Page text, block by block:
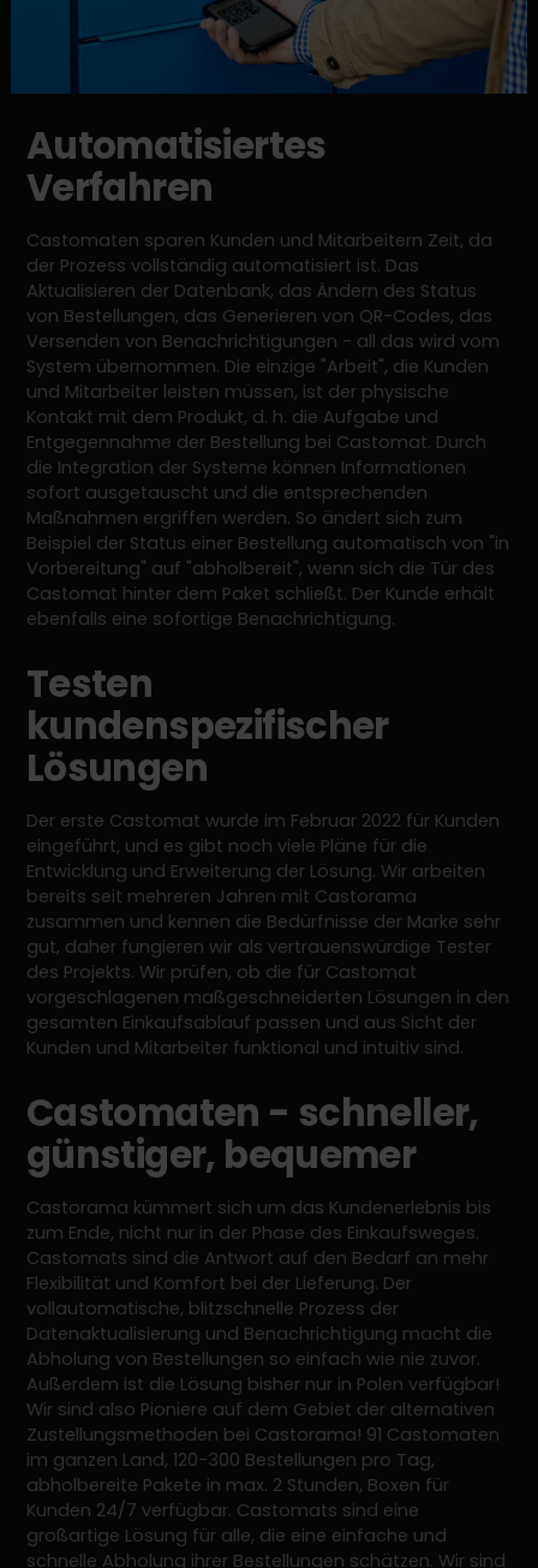
Automatisiertes
Verfahren
Castomaten sparen Kunden und Mitarbeitern Zeit, da
der Prozess vollständig automatisiert ist. Das
Aktualisieren der Datenbank, das Ändern des Status
von Bestellungen, das Generieren von QR-Codes, das
Versenden von Benachrichtigungen - all das wird vom
System übernommen. Die einzige "Arbeit", die Kunden
und Mitarbeiter leisten müssen, ist der physische
Kontakt mit dem Produkt, d. h. die Aufgabe und
Entgegennahme der Bestellung bei Castomat. Durch
die Integration der Systeme können Informationen
sofort ausgetauscht und die entsprechenden
Maßnahmen ergriffen werden. So ändert sich zum
Beispiel der Status einer Bestellung automatisch von "in
Vorbereitung" auf "abholbereit", wenn sich die Tür des
Castomat hinter dem Paket schließt. Der Kunde erhält
ebenfalls eine sofortige Benachrichtigung.
Testen
kundenspezifischer
Lösungen
Der erste Castomat wurde im Februar 2022 für Kunden
eingeführt, und es gibt noch viele Pläne für die
Entwicklung und Erweiterung der Lösung. Wir arbeiten
bereits seit mehreren Jahren mit Castorama
zusammen und kennen die Bedürfnisse der Marke sehr
gut, daher fungieren wir als vertrauenswürdige Tester
des Projekts. Wir prüfen, ob die für Castomat
vorgeschlagenen maßgeschneiderten Lösungen in den
gesamten Einkaufsablauf passen und aus Sicht der
Kunden und Mitarbeiter funktional und intuitiv sind.
Castomaten - schneller,
günstiger, bequemer
Castorama kümmert sich um das Kundenerlebnis bis
zum Ende, nicht nur in der Phase des Einkaufsweges.
Castomats sind die Antwort auf den Bedarf an mehr
Flexibilität und Komfort bei der Lieferung. Der
vollautomatische, blitzschnelle Prozess der
Datenaktualisierung und Benachrichtigung macht die
Abholung von Bestellungen so einfach wie nie zuvor.
Außerdem ist die Lösung bisher nur in Polen verfügbar!
Wir sind also Pioniere auf dem Gebiet der alternativen
Zustellungsmethoden bei Castorama! 91 Castomaten
im ganzen Land, 120-300 Bestellungen pro Tag,
abholbereite Pakete in max. 2 Stunden, Boxen für
Kunden 24/7 verfügbar. Castomats sind eine
großartige Lösung für alle, die eine einfache und
schnelle Abholung ihrer Bestellungen schätzen. Wir sind